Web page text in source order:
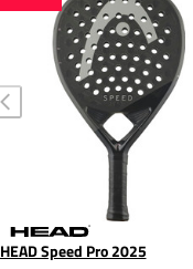
HEAD Speed Pro 2025